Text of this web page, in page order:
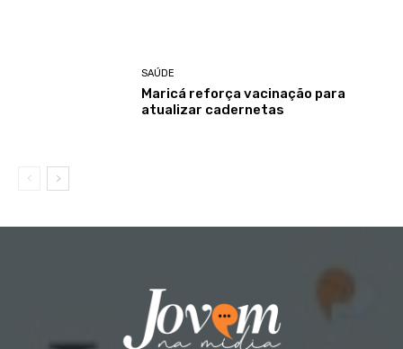
SAÚDE
Maricá reforça vacinação para
atualizar cadernetas